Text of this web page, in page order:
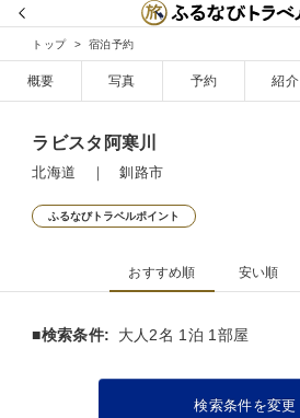
トップ 宿泊予約
概要 写真 予約 紹介
ラビスタ阿寒川
北海道 ｜ 釧路市
ふるなびトラベルポイント
おすすめ順 安い順
■検索条件: 大人2名 1泊 1部屋
検索条件を変更